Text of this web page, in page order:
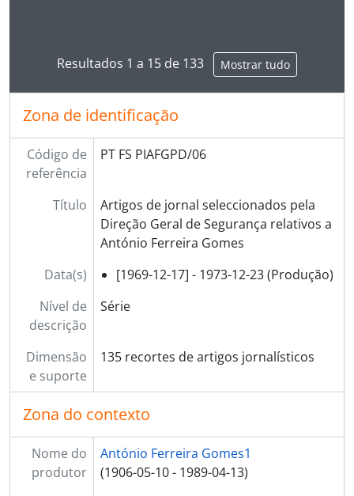
[Documento simples] 036 - Recorte de jornal sobre intervenção do bispo sobre igreja pós-conciliar, [1972-05-14]
[Documento simples] 037 - Recorte de jornal com transcrição de homília do bispo em Sto. Tirso, 1972-05-21
[Documento simples] 039 - Recorte de jornal com notícia sobre apedrejamento, 1972-05-30
[Documento simples] 040 - Recorte de jornal sobre apedrejamento paço episcopal, 1972-05-30
[Documento simples] 041 - Recorte de jornal sobe apedrejamento do paço, 1972-05-30
[Documento simples] 042 - Recorte de jornal sobre a não identificação dos autores de apedrejamento, 1972-05-31
[Documento simples] 044 - Recorte de jornal sobre posição dos dirigentes diocesanos da Ação Católica, 1972-06-01
[Documento simples] 045 - Recorte de jornal sobre manifestação de solidariedade com o bispo, 1972-06-01
[Documento simples] 047 - Recorte de jornal sobre homília no Te Deum pelo papa, 1972-07-01
[Documento simples] 046 - Recorte de jornal com carta de leitor sobre a questão do desagravo, 1972-06-02
[Documento simples] 049 - Recorte de jornal com notícia sobre a audiência do papa ao bispo do Porto, 1972-08-25
[Documento simples] 050 - Recorte de jornal sobre Mozelos, 1972-09-11
[Documento simples] 052 - Recorte de jornal com artigo sobre eventos em Mozelos, 1972-09-23
[Documento simples] 053 - Recorte de jornal sobre reunião do bispo com representantes de Mozelos, [ 1972-10-12]
[Documento simples] 055 - Recorte de jornal sobre a recém criada paróquia de Vergada, [1972-10-25]
[Documento simples] 056 - Recorte de jornal sobre comício no adro, 1972-10-25]
[Documento simples] 057 - Recorte de jornal sobre opinião do bispo sobre a falta de padres, [ 1972-11-08]
[Documento simples] 058 - Recorte de jornal sobre conferência do bispo do Porto em Guimarães, [1972-11-27]
Resultados 1 a 15 de 133 Mostrar tudo
Zona de identificação
Código de
referência
PT FS PIAFGPD/06
Título
Artigos de jornal seleccionados pela
Direção Geral de Segurança relativos a
António Ferreira Gomes
Data(s)
[1969-12-17] - 1973-12-23 (Produção)
Nível de
descrição
Série
Dimensão
e suporte
135 recortes de artigos jornalísticos
Zona do contexto
Nome do
produtor
António Ferreira Gomes1
(1906-05-10 - 1989-04-13)